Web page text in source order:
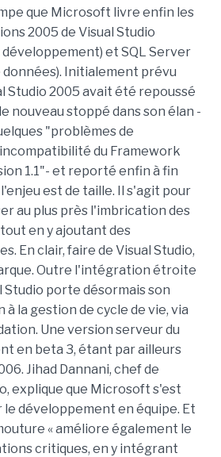
que Microsoft livre enfin les
2005 de Visual Studio
et SQL Server
données). Initialement prévu
Studio 2005 avait été repoussé
nouveau stoppé dans son élan -
"problèmes de
du Framework
1.1"- et reporté enfin à fin
est de taille. Il s'agit pour
au plus près l'imbrication des
en y ajoutant des
En clair, faire de Visual Studio,
Outre l'intégration étroite
Studio porte désormais son
la gestion de cycle de vie, via
Une version serveur du
en beta 3, étant par ailleurs
Jihad Dannani, chef de
explique que Microsoft s'est
développement en équipe. Et
« améliore également le
critiques, en y intégrant